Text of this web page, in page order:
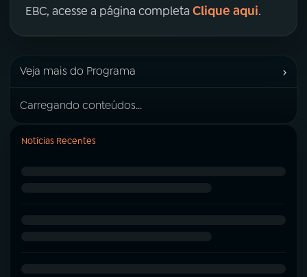
EBC, acesse a página completa Clique aqui.
Veja mais do Programa ›
Carregando conteúdos...
Notícias Recentes